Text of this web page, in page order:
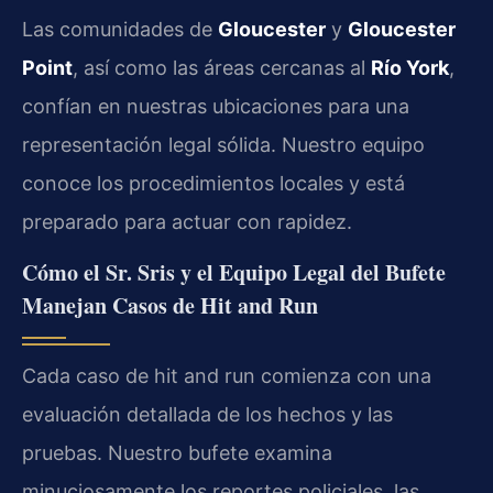
Las comunidades de Gloucester y Gloucester
Point, así como las áreas cercanas al Río York,
confían en nuestras ubicaciones para una
representación legal sólida. Nuestro equipo
conoce los procedimientos locales y está
preparado para actuar con rapidez.
Cómo el Sr. Sris y el Equipo Legal del Bufete
Manejan Casos de Hit and Run
Cada caso de hit and run comienza con una
evaluación detallada de los hechos y las
pruebas. Nuestro bufete examina